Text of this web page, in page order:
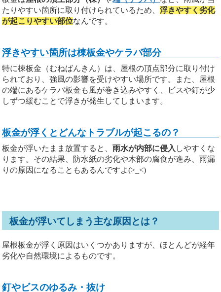
たりやすい箇所に取り付けられているため、浮きやすく劣化
が起こりやすい部位なんです。
浮きやすい箇所は棟板金やケラバ部分
特に棟板金（むねばんきん）は、屋根の頂点部分に取り付け
られており、強風の影響を受けやすい場所です。また、屋根
の端にあるケラバ板金も風が巻き込みやすく、ビスや釘が少
しずつ緩むことで浮きが発生してしまいます。
板金が浮くとどんなトラブルが起こるの？
板金が浮いたまま放置すると、雨水が内部に侵入 しやすくな
ります。その結果、防水紙の劣化や木部の腐食が進み、雨漏
りの原因になることもあるんですよ(>_<)
板金が浮いてしまう主な原因とは？
屋根板金が浮く原因はいくつかありますが、ほとんどが経年
劣化や自然環境によるものです。
釘やビスのゆるみ・抜け